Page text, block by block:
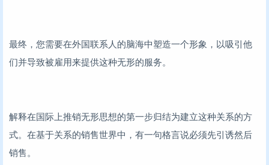
最终，您需要在外国联系人的脑海中塑造一个形象，以吸引他
们并导致被雇用来提供这种无形的服务。
解释在国际上推销无形思想的第一步归结为建立这种关系的方
式。在基于关系的销售世界中，有一句格言说必须先引诱然后
销售。